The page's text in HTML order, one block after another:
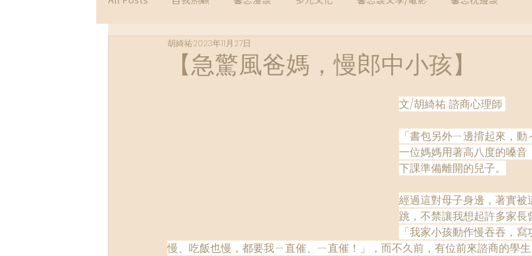
【急驚風爸媽，慢郎中小孩】
胡綺祐2023年11月27日
文/胡綺祐 諮商心理師
「書包另外ㄧ邊揹起來，動
一位媽媽用著高八度的嗓音
下課準備離開的兒子。
經過這對母子身邊，著實被
跳，不禁讓我想起許多家長
「我家小孩動作慢吞吞，
慢、吃飯也慢，都要我ㄧ直催、ㄧ直催！」，而不久前，有位前來諮商的學